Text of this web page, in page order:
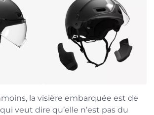
la visière embarquée est de
veut dire qu’elle n’est pas du